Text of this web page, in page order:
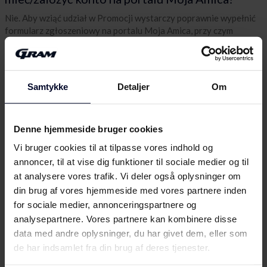
Samtykke Detaljer Om
Denne hjemmeside bruger cookies
Vi bruger cookies til at tilpasse vores indhold og
annoncer, til at vise dig funktioner til sociale medier og til
at analysere vores trafik. Vi deler også oplysninger om
din brug af vores hjemmeside med vores partnere inden
for sociale medier, annonceringspartnere og
analysepartnere. Vores partnere kan kombinere disse
data med andre oplysninger, du har givet dem, eller som
de har indsamlet fra din brug af deres tjenester.
Nie. Aby wziąć udział w Promocji wystarczy poprawnie wypełnić
formularz zgłoszeniowy na portalu Moja Amica, przy czym
założenie konta nie jest wymagane.
12. Czy numer seryjny i numer fabryczny to ten
sam numer?
(fabryczny)?
Numer seryjny ma 14 cyfr.
14. Gdzie znajduje się numer seryjny
(fabryczny)?
Numer seryjny znajduje się na tabliczce znamionowej Produktu
lub/i na pierwszej stronie karty gwarancyjnej.
15. Co jest dowodem zakupu?